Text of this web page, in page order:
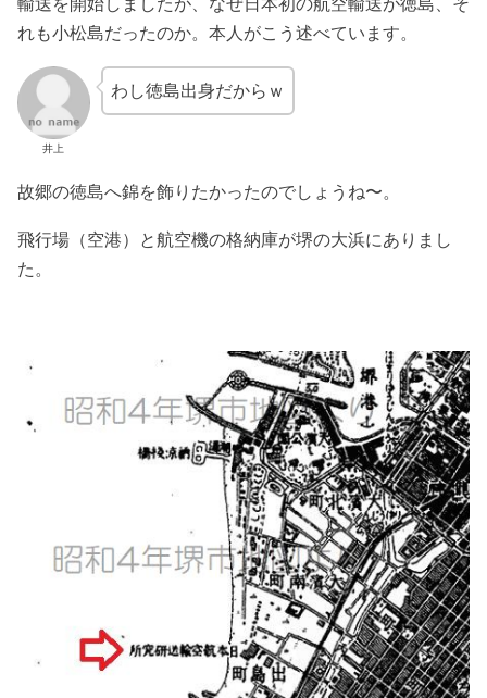
れも小松島だったのか。本人がこう述べています。
井上
わし徳島出身だからｗ
故郷の徳島へ錦を飾りたかったのでしょうね〜。
飛行場（空港）と航空機の格納庫が堺の大浜にありまし
た。